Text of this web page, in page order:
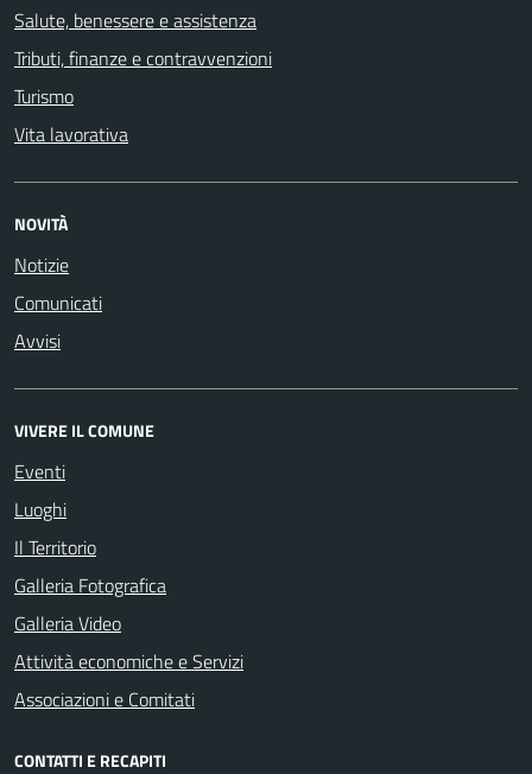
Salute, benessere e assistenza
Tributi, finanze e contravvenzioni
Turismo
Vita lavorativa
NOVITÀ
Notizie
Comunicati
Avvisi
VIVERE IL COMUNE
Eventi
Luoghi
Il Territorio
Galleria Fotografica
Galleria Video
Attività economiche e Servizi
Associazioni e Comitati
CONTATTI E RECAPITI